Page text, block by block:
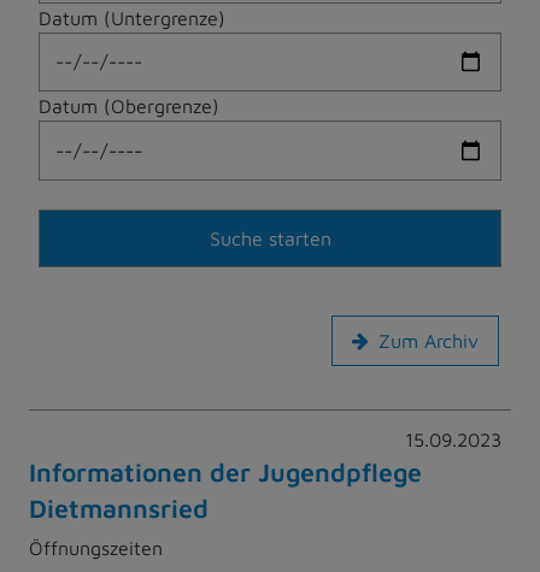
Datum (Untergrenze)
Datum (Obergrenze)
Zum Archiv
15.09.2023
Informationen der Jugendpflege
Dietmannsried
Öffnungszeiten